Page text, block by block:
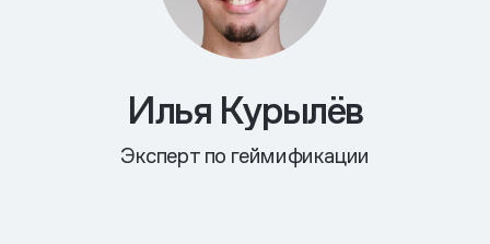
Илья Курылёв
Эксперт по геймификации